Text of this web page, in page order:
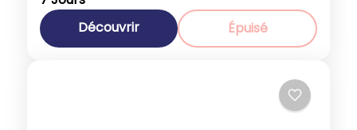
Europe,Malte
1-40 People
Découvrir Épuisé